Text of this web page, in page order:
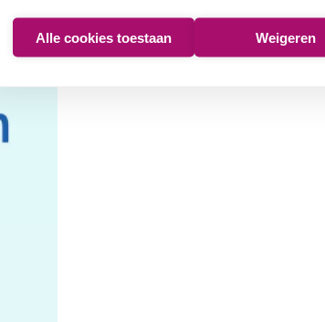
Alle cookies toestaan Weigeren